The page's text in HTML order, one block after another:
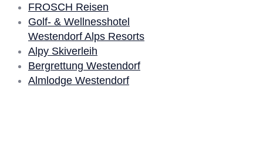
FROSCH Reisen
Golf- & Wellnesshotel
Westendorf Alps Resorts
Alpy Skiverleih
Bergrettung Westendorf
Almlodge Westendorf